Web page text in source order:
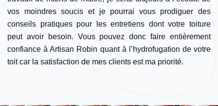
vos moindres soucis et je pourrai vous prodiguer des
conseils pratiques pour les entretiens dont votre toiture
peut avoir besoin. Vous pouvez donc faire entièrement
confiance à Artisan Robin quant à l’hydrofugation de votre
toit car la satisfaction de mes clients est ma priorité.